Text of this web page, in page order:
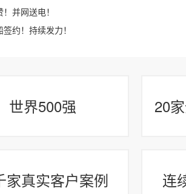
！并网送电！
签约！持续发力！
世界500强 20
家真实客户案例 连